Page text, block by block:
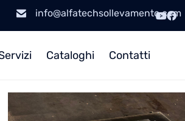
info@alfatechsollevamento.com
Cataloghi Contatti